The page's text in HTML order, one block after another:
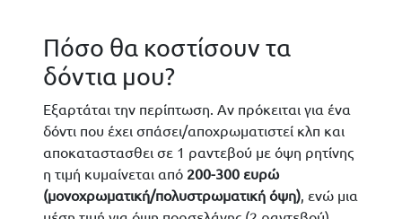
Πόσο θα κοστίσουν τα
δόντια μου?
Εξαρτάται την περίπτωση. Αν πρόκειται για ένα
δόντι που έχει σπάσει/αποχρωματιστεί κλπ και
αποκαταστασθει σε 1 ραντεβού με όψη ρητίνης
η τιμή κυμαίνεται από 200-300 ευρώ
(μονοχρωματική/πολυστρωματική όψη), ενώ μια